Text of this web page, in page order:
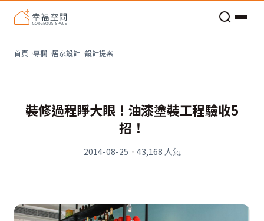
首頁 專欄 居家設計 設計提案
裝修過程睜大眼！油漆塗裝工程驗收5
招！
2014-08-25 · 43,168 人氣